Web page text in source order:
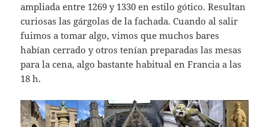
ampliada entre 1269 y 1330 en estilo gótico. Resultan
curiosas las gárgolas de la fachada. Cuando al salir
fuimos a tomar algo, vimos que muchos bares
habían cerrado y otros tenían preparadas las mesas
para la cena, algo bastante habitual en Francia a las
18 h.